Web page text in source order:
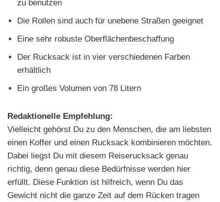
zu benutzen
Die Rollen sind auch für unebene Straßen geeignet
Eine sehr robuste Oberflächenbeschaffung
Der Rucksack ist in vier verschiedenen Farben
erhältlich
Ein großes Volumen von 78 Litern
Redaktionelle Empfehlung:
Vielleicht gehörst Du zu den Menschen, die am liebsten
einen Koffer und einen Rucksack kombinieren möchten.
Dabei liegst Du mit diesem Reiserucksack genau
richtig, denn genau diese Bedürfnisse werden hier
erfüllt. Diese Funktion ist hilfreich, wenn Du das
Gewicht nicht die ganze Zeit auf dem Rücken tragen